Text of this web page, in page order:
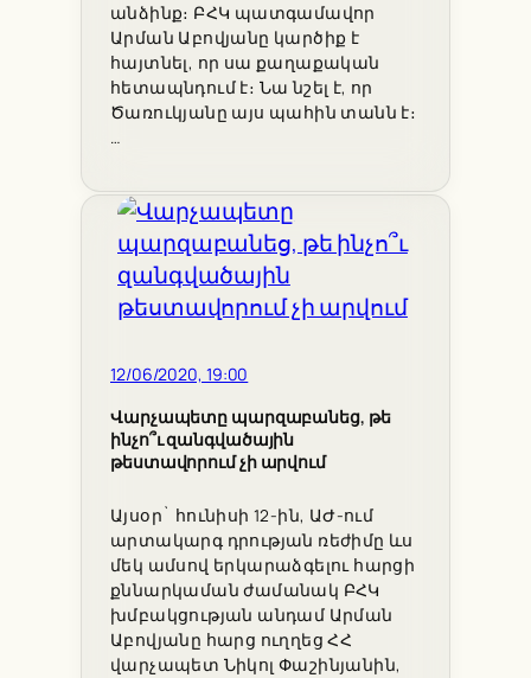
անձինք։ ԲՀԿ պատգամավոր
Արման Աբովյանը կարծիք է
հայտնել, որ սա քաղաքական
հետապնդում է։ Նա նշել է, որ
Ծառուկյանը այս պահին տանն է։
…
12/06/2020, 19:00
Վարչապետը պարզաբանեց, թե
ինչո՞ւ զանգվածային
թեստավորում չի արվում
Այսօր` հունիսի 12-ին, ԱԺ-ում
արտակարգ դրության ռեժիմը ևս
մեկ ամսով երկարաձգելու հարցի
քննարկաման ժամանակ ԲՀԿ
խմբակցության անդամ Արման
Աբովյանը հարց ուղղեց ՀՀ
վարչապետ Նիկոլ Փաշինյանին,